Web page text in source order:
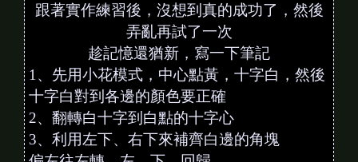
跟著實作練習後，沒想到真的成功了，然後
弄亂再試了一次
趁記憶還猶新，寫一下筆記
1、先用小花模式，中心點黃，十字白，然後
十字白對到各邊的顏色要正確
2、翻轉白十字到白點的十字心
3、利用左下、右下來補齊白邊的角塊